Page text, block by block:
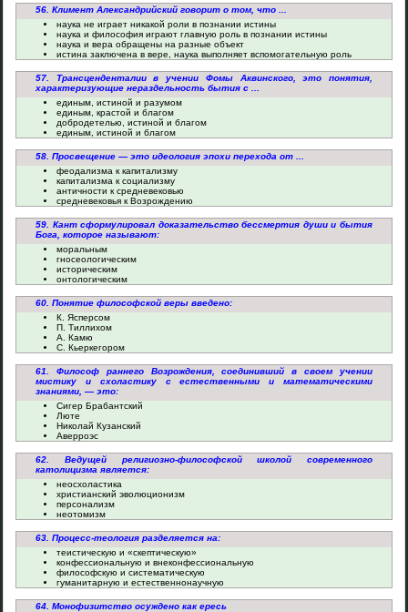
56. Климент Александрийский говорит о том, что ...
наука не играет никакой роли в познании истины
наука и философия играют главную роль в познании истины
наука и вера обращены на разные объект
истина заключена в вере, наука выполняет вспомогательную роль
57. Трансценденталии в учении Фомы Аквинского, это понятия,
характеризующие нераздельность бытия с ...
единым, истиной и разумом
единым, крастой и благом
добродетелью, истиной и благом
единым, истиной и благом
58. Просвещение — это идеология эпохи перехода от ...
феодализма к капитализму
капитализма к социализму
античности к средневековью
средневековья к Возрождению
59. Кант сформулировал доказательство бессмертия души и бытия
Бога, которое называют:
моральным
гносеологическим
историческим
онтологическим
60. Понятие философской веры введено:
К. Ясперсом
П. Тиллихом
А. Камю
С. Кьеркегором
61. Философ раннего Возрождения, соединивший в своем учении
мистику и схоластику с естественными и математическими
знаниями, — это:
Сигер Брабантский
Люте
Николай Кузанский
Аверроэс
62. Ведущей религиозно-философской школой современного
католицизма является:
неосхоластика
христианский эволюционизм
персонализм
неотомизм
63. Процесс-теология разделяется на:
теистическую и «скептическую»
конфессиональную и внеконфессиональную
философскую и систематическую
гуманитарную и естественнонаучную
64. Монофизитство осуждено как ересь